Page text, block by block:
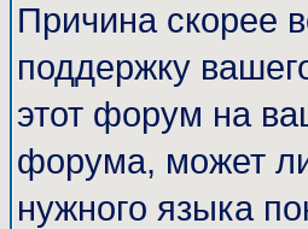
Причина скорее
поддержку
этот форум на
форума, может
нужного языка